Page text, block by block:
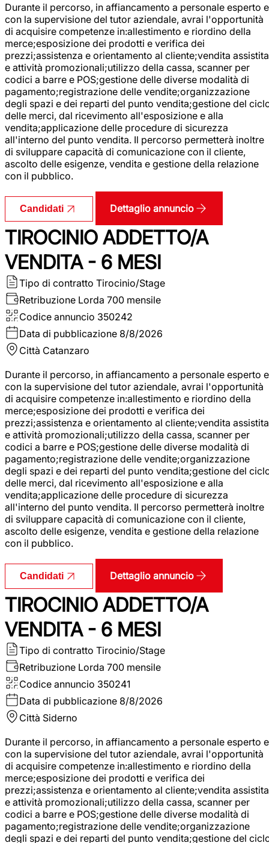
Durante il percorso, in affiancamento a personale esperto e
con la supervisione del tutor aziendale, avrai l'opportunità
di acquisire competenze in:allestimento e riordino della
merce;esposizione dei prodotti e verifica dei
prezzi;assistenza e orientamento al cliente;vendita assistita
e attività promozionali;utilizzo della cassa, scanner per
codici a barre e POS;gestione delle diverse modalità di
pagamento;registrazione delle vendite;organizzazione
degli spazi e dei reparti del punto vendita;gestione del
delle merci, dal ricevimento all'esposizione e alla
vendita;applicazione delle procedure di sicurezza
all'interno del punto vendita. Il percorso permetterà inoltre
di sviluppare capacità di comunicazione con il cliente,
ascolto delle esigenze, vendita e gestione della relazione
con il pubblico.
Candidati Dettaglio annuncio
TIROCINIO ADDETTO/A
VENDITA - 6 MESI
Tipo di contratto Tirocinio/Stage
Retribuzione Lorda 700 mensile
Codice annuncio 350242
Data di pubblicazione 8/8/2026
Città Catanzaro
Durante il percorso, in affiancamento a personale esperto e
con la supervisione del tutor aziendale, avrai l'opportunità
di acquisire competenze in:allestimento e riordino della
merce;esposizione dei prodotti e verifica dei
prezzi;assistenza e orientamento al cliente;vendita assistita
e attività promozionali;utilizzo della cassa, scanner per
codici a barre e POS;gestione delle diverse modalità di
pagamento;registrazione delle vendite;organizzazione
degli spazi e dei reparti del punto vendita;gestione del
delle merci, dal ricevimento all'esposizione e alla
vendita;applicazione delle procedure di sicurezza
all'interno del punto vendita. Il percorso permetterà inoltre
di sviluppare capacità di comunicazione con il cliente,
ascolto delle esigenze, vendita e gestione della relazione
con il pubblico.
Candidati Dettaglio annuncio
TIROCINIO ADDETTO/A
VENDITA - 6 MESI
Tipo di contratto Tirocinio/Stage
Retribuzione Lorda 700 mensile
Codice annuncio 350241
Data di pubblicazione 8/8/2026
Città Siderno
Durante il percorso, in affiancamento a personale esperto e
con la supervisione del tutor aziendale, avrai l'opportunità
di acquisire competenze in:allestimento e riordino della
merce;esposizione dei prodotti e verifica dei
prezzi;assistenza e orientamento al cliente;vendita assistita
e attività promozionali;utilizzo della cassa, scanner per
codici a barre e POS;gestione delle diverse modalità di
pagamento;registrazione delle vendite;organizzazione
degli spazi e dei reparti del punto vendita;gestione del